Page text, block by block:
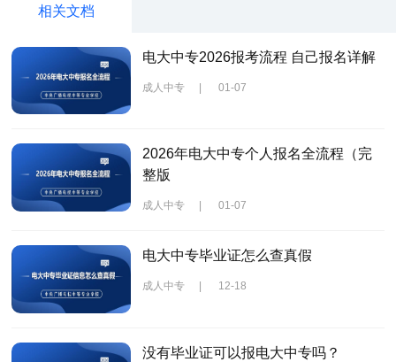
相关文档
电大中专2026报考流程 自己报名详解
成人中专 | 01-07
2026年电大中专个人报名全流程（完
整版
成人中专 01-07
电大中专毕业证怎么查真假
成人中专 12-18
没有毕业证可以报电大中专吗？